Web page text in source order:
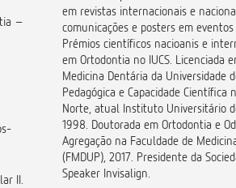
–
II.
em revistas internacionais e
comunicações e posters em
Prémios científicos nacioanis e
em Ortodontia no IUCS. Licenciada
Medicina Dentária da Universidade
Pedagógica e Capacidade
Norte, atual Instituto Universitário
1998. Doutorada em Ortodontia e
Agregação na Faculdade de
(FMDUP), 2017. Presidente da
Speaker Invisalign.